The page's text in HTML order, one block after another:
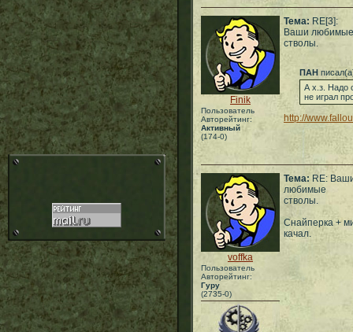
Finik
Пользователь
Авторейтинг:
Активный
(174-0)
Тема: RE[3]:
Ваши любимые
стволы.
ПАН
А х.з. Надо
не играл
http://
voffka
Пользователь
Авторейтинг:
Гуру
(2735-0)
Тема: RE:
любимые
стволы.
Снайперка +
качал.